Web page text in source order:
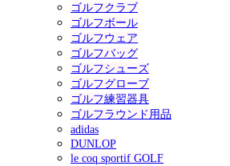
ゴルフクラブ
ゴルフボール
ゴルフウェア
ゴルフバッグ
ゴルフシューズ
ゴルフグローブ
ゴルフ練習器具
ゴルフラウンド用品
adidas
DUNLOP
le coq sportif GOLF